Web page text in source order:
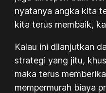
nyatanya angka kita
kita terus membaik,
Kalau ini dilanjutkan
strategi yang jitu,
maka terus
mempermurah biaya